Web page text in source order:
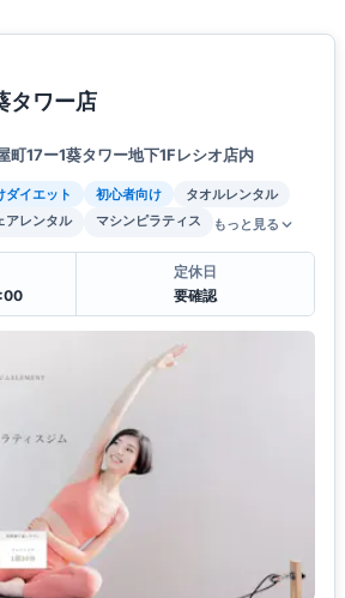
タワー店
町17ー1葵タワー地下1Fレシオ店内
ダイエット 初心者向け
タオルレンタル
アレンタル マシンピラティス もっと見る
定休日
要確認